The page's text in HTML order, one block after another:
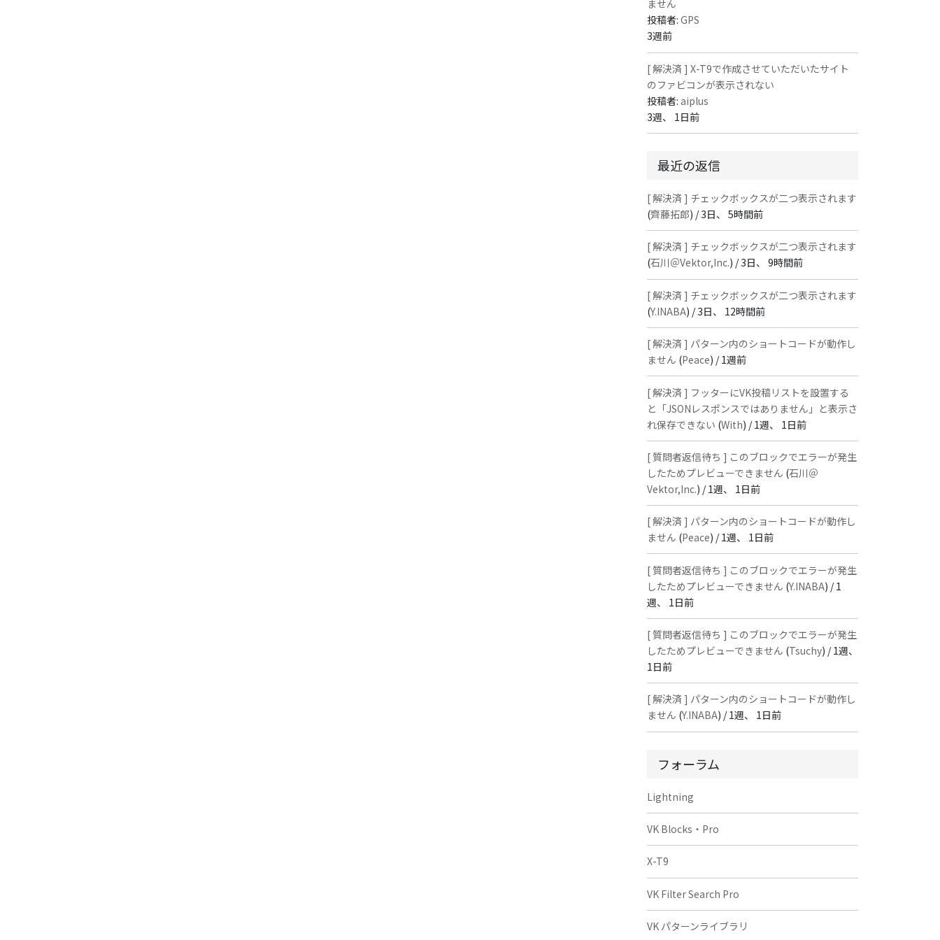
ません
投稿者:GPS
3週前
[ 解決済 ] X-T9で作成させていただいたサイト
のファビコンが表示されない
投稿者:aiplus
3週、 1日前
最近の返信
[ 解決済 ] チェックボックスが二つ表示されます
(齊藤拓郎) /3日、 5時間前
[ 解決済 ] チェックボックスが二つ表示されます
(石川＠Vektor,Inc.) /3日、 9時間前
[ 解決済 ] チェックボックスが二つ表示されます
(Y.INABA) /3日、 12時間前
[ 解決済 ] パターン内のショートコードが動作し
ません (Peace) /1週前
[ 解決済 ] フッターにVK投稿リストを設置する
と「JSONレスポンスではありません」と表示さ
れ保存できない (With) /1週、 1日前
[ 質問者返信待ち ] このブロックでエラーが発生
したためプレビューできません (石川＠
Vektor,Inc.) /1週、 1日前
[ 解決済 ] パターン内のショートコードが動作し
ません (Peace) /1週、 1日前
[ 質問者返信待ち ] このブロックでエラーが発生
したためプレビューできません (Y.INABA) /1
週、 1日前
[ 質問者返信待ち ] このブロックでエラーが発生
したためプレビューできません (Tsuchy) /1週、
1日前
[ 解決済 ] パターン内のショートコードが動作し
ません (Y.INABA) /1週、 1日前
フォーラム
Lightning
VK Blocks・Pro
X-T9
VK Filter Search Pro
VK パターンライブラリ